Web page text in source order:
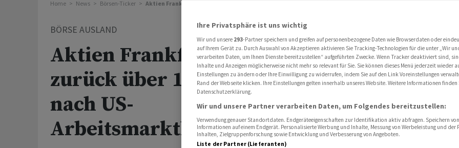
Home News Börsen-Ticker Aktien Frankfurt: Dax zurück über 14 500 Punkte nach US-Arbeitsmarktbericht
BÖRSE AUSLAND
Aktien Frankfurt: Dax
zurück über 14 500 Punkte
nach US-
Arbeitsmarktbericht
Ihre Privatsphäre ist uns wichtig
Wir und unsere 293-Partner speichern und greifen auf personenbezogene Daten wie Browserdaten oder
auf Ihrem Gerät zu. Durch Auswahl von Akzeptieren aktivieren Sie Tracking-Technologien für die unter „Wir
verarbeiten Daten, um Ihnen Dienste bereitzustellen“ aufgeführten Zwecke. Wenn Tracker deaktiviert sind,
Inhalte und Anzeigen möglicherweise nicht mehr so relevant für Sie. Sie können dieses Menü jederzeit wieder
Einstellungen zu ändern oder Ihre Einwilligung zu widerrufen, indem Sie auf den Link Voreinstellungen
Rand der Webseite klicken. Ihre Einstellungen gelten innerhalb unseres Website. Weitere Informationen finden
Datenschutzerklärung.
Wir und unsere Partner verarbeiten Daten, um Folgendes bereitzustellen:
Verwendung genauer Standortdaten. Endgeräteeigenschaften zur Identifikation aktiv abfragen. Speichern
Informationen auf einem Endgerät. Personalisierte Werbung und Inhalte, Messung von Werbeleistung und der
Inhalten, Zielgruppenforschung sowie Entwicklung und Verbesserung von Angeboten.
Liste der Partner (Lieferanten)